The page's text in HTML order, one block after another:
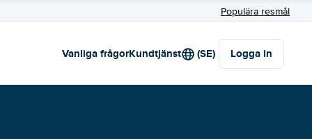
Populära resmål
Vanliga frågorKundtjänst (SE) Logga in